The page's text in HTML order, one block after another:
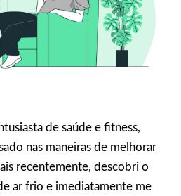
de saúde e fitness,
nas maneiras de melhorar
recentemente, descobri o
ar frio e imediatamente me